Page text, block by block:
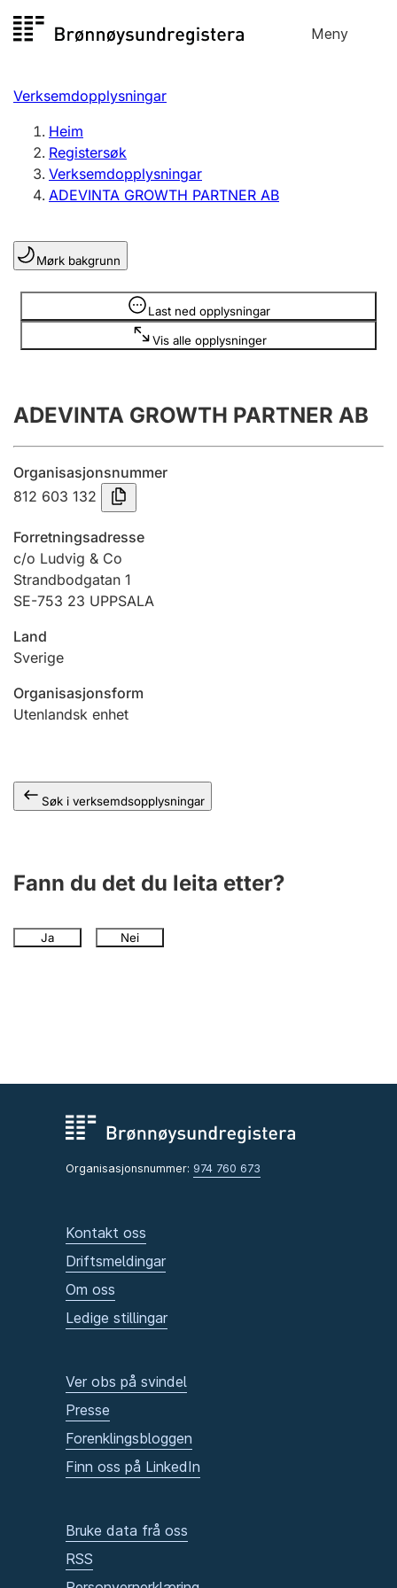
til
Meny
Registersøk
Aksjeselskap
Enkeltpersonføretak
Registrere, endre, slette
Lag og foreining
Registrere, endre, slette
Innsending og forseinkingsgebyr
Tinglysing
Jeger
Betaling og jegeravgiftskort
Ektepaktrettleiaren
Verksemdopplysningar
Heim
Registersøk
Verksemdopplysningar
ADEVINTA GROWTH PARTNER AB
Mørk bakgrunn
Last ned opplysningar
Vis alle opplysninger
Opplysninger er skjult
ADEVINTA GROWTH PARTNER AB
Organisasjonsnummer
812 603 132
Forretningsadresse
c/o Ludvig & Co
Strandbodgatan 1
SE-753 23 UPPSALA
Land
Sverige
Organisasjonsform
Utenlandsk enhet
Søk i verksemdsopplysningar
Fann du det du leita etter?
Ja Nei
Organisasjonsnummer: 974 760 673
Kontakt oss
Driftsmeldingar
Om oss
Ledige stillingar
Ver obs på svindel
Presse
Forenklingsbloggen
Finn oss på LinkedIn
Bruke data frå oss
RSS